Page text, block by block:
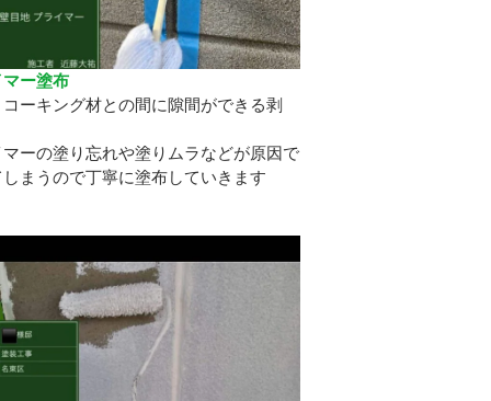
ー塗布
ーキング材との間に隙間ができる剥
ーの塗り忘れや塗りムラなどが原因で
まうので丁寧に塗布していきます